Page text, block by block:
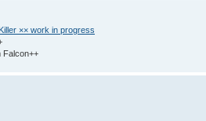
×× work in progress
Falcon++